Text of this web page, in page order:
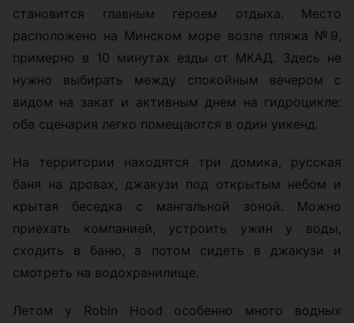
становится главным героем отдыха. Место
расположено на Минском море возле пляжа №9,
примерно в 10 минутах езды от МКАД. Здесь не
нужно выбирать между спокойным вечером с
видом на закат и активным днем на гидроцикле:
оба сценария легко помещаются в один уикенд.
На территории находятся три домика, русская
баня на дровах, джакузи под открытым небом и
крытая беседка с мангальной зоной. Можно
приехать компанией, устроить ужин у воды,
сходить в баню, а потом сидеть в джакузи и
смотреть на водохранилище.
Летом у Robin Hood особенно много водных